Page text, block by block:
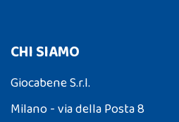
CHI SIAMO
Giocabene S.r.l.
Milano - via della Posta 8